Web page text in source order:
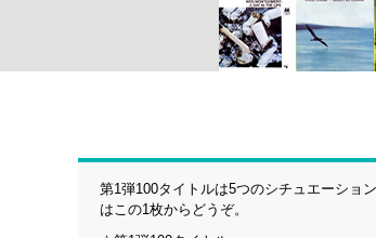
第1弾100タイトルは5つのシチュエーショ
はこの1枚からどうぞ。